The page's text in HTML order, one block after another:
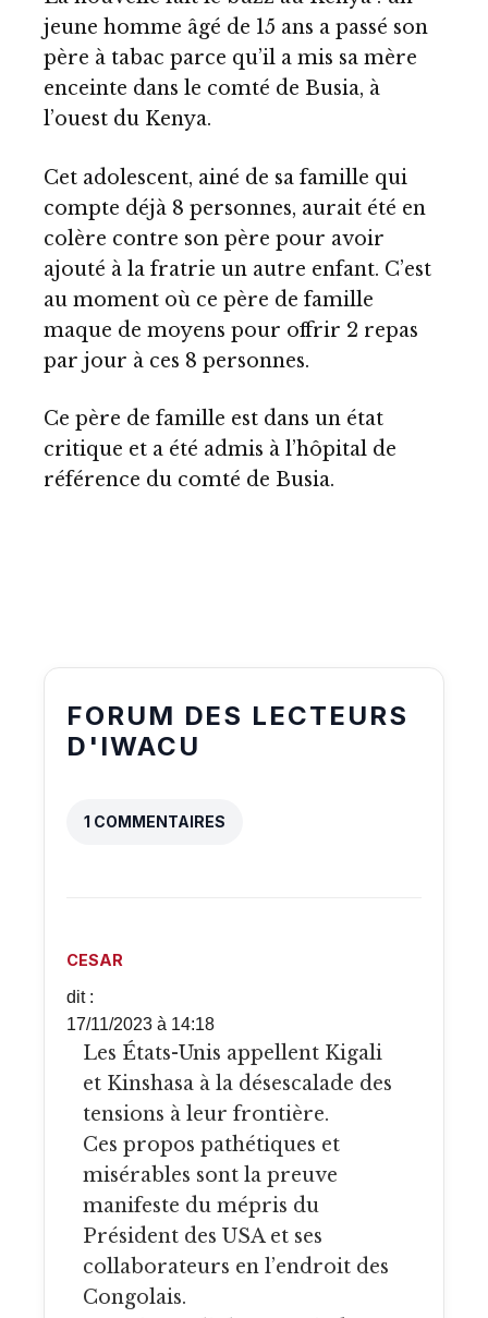
jeune homme âgé de 15 ans a passé son
père à tabac parce qu’il a mis sa mère
enceinte dans le comté de Busia, à
l’ouest du Kenya.
Cet adolescent, ainé de sa famille qui
compte déjà 8 personnes, aurait été en
colère contre son père pour avoir
ajouté à la fratrie un autre enfant. C’est
au moment où ce père de famille
maque de moyens pour offrir 2 repas
par jour à ces 8 personnes.
Ce père de famille est dans un état
critique et a été admis à l’hôpital de
référence du comté de Busia.
FORUM DES LECTEURS
D'IWACU
1 COMMENTAIRES
CESAR
dit :
17/11/2023 à 14:18
Les États-Unis appellent Kigali
et Kinshasa à la désescalade des
tensions à leur frontière.
Ces propos pathétiques et
misérables sont la preuve
manifeste du mépris du
Président des USA et ses
collaborateurs en l’endroit des
Congolais.